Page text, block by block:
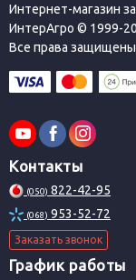
Интернет-магазин
ИнтерАгро © 1999-
Все права защищены
Контакты
(050) 822-42-95
(068) 953-52-72
Заказать звонок
График работы